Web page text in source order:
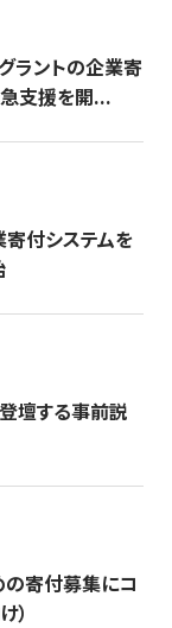
ラントの企業寄
支援を開...
寄付システムを
壇する事前説
の寄付募集にコ
）